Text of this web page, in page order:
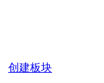
创建板块